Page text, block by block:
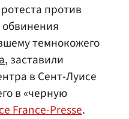
против
темнокожего
, заставили
в Сент-Луисе
в «черную
France-Presse.